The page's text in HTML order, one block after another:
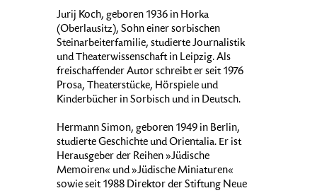
Jurij Koch, geboren 1936 in Horka
(Oberlausitz), Sohn einer sorbischen
Steinarbeiterfamilie, studierte Journalistik
und Theaterwissenschaft in Leipzig. Als
freischaffender Autor schreibt er seit 1976
Prosa, Theaterstücke, Hörspiele und
Kinderbücher in Sorbisch und in Deutsch.
Hermann Simon, geboren 1949 in Berlin,
studierte Geschichte und Orientalia. Er ist
Herausgeber der Reihen »Jüdische
Memoiren« und »Jüdische Miniaturen«
sowie seit 1988 Direktor der Stiftung Neue